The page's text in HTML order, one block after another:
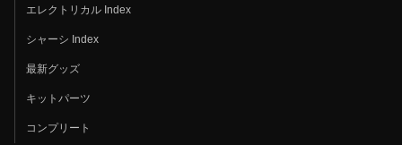
エレクトリカル Index
シャーシ Index
最新グッズ
キットパーツ
コンプリート